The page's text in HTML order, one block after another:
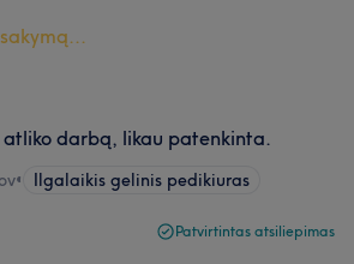
darbą, likau patenkinta.
• Ilgalaikis gelinis pedikiuras
Patvirtintas atsiliepimas